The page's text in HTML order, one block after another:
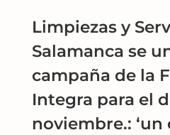
Limpiezas y
Salamanca se
campaña de la
Integra para el
noviembre.: